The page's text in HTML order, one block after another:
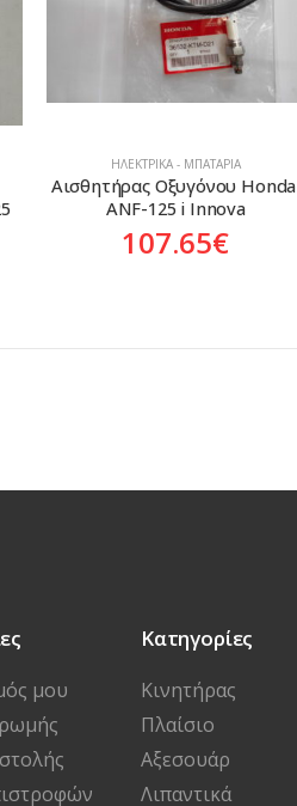
ΗΛΕΚΤΡΙΚΆ - ΜΠΑΤΑΡΊΑ
Αισθητήρας Οξυγόνου Honda
ANF-125 i Innova
107.65€
μου
Κατηγορίες
Κινητήρας
Πλαίσιο
Αξεσουάρ
Λιπαντικά